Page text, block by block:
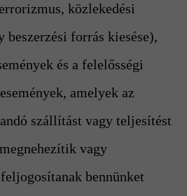
közlekedési
beszerzési forrás kiesése),
és a felelősségi
amelyek az
szállítást vagy teljesítést
vagy
bennünket